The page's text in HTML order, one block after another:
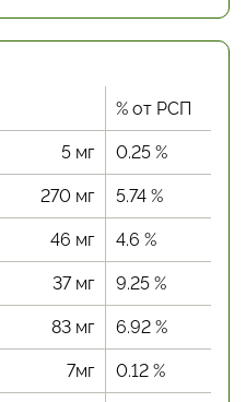
% от РСП
5 мг 0.25 %
270 мг 5.74 %
46 мг 4.6 %
37 мг 9.25 %
83 мг 6.92 %
7мг 0.12 %